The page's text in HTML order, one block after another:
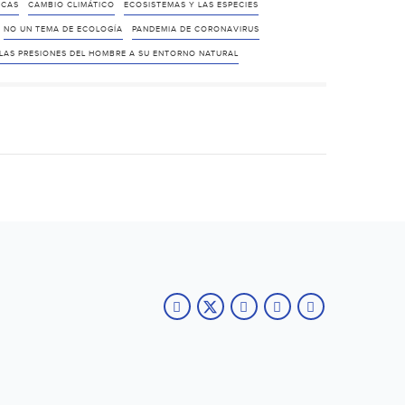
CAMBIO CLIMÁTICO ECOSISTEMAS Y LAS ESPECIES
NO UN TEMA DE ECOLOGÍA PANDEMIA DE CORONAVIRUS
PRESIONES DEL HOMBRE A SU ENTORNO NATURAL